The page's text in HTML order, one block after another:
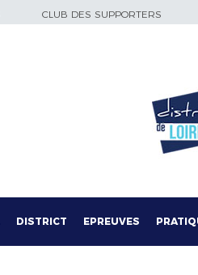
CLUB DES SUPPORTERS
DISTRICT EPREUVES